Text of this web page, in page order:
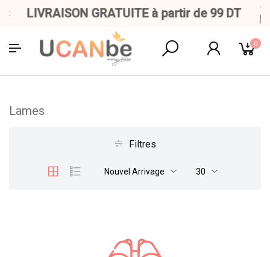
LIVRAISON GRATUITE à partir de 99 DT
0
Lames
Filtres
Nouvel Arrivage 30